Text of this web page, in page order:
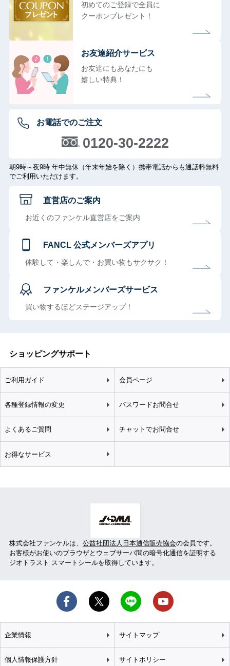
初めてのご登録で全員に
クーポンプレゼント！
お友達紹介サービス
お友達にもあなたにも
嬉しい特典！
お電話でのご注文
0120-30-2222
朝9時～夜9時 年中無休（年末年始を除く）携帯電話からも通話料無料
でご利用いただけます。
直営店のご案内
お近くのファンケル直営店をご案内
FANCL 公式メンバーズアプリ
体験して・楽しんで・お買い物もサクサク！
ファンケルメンバーズサービス
買い物するほどステージアップ！
ショッピングサポート
ご利用ガイド 会員ページ
各種登録情報の変更 パスワードお問合せ
よくあるご質問 チャットでお問合せ
お得なサービス
株式会社ファンケルは、 公益社団法人日本通信販売協会の会員です。
お客様がお使いのブラウザとウェブサーバ間の暗号化通信を証明する
ジオトラスト スマートシールを取得しています。
企業情報 サイトマップ
個人情報保護方針 サイトポリシー